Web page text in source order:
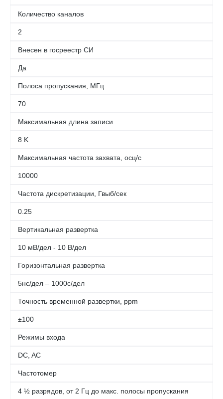
Количество каналов
2
Внесен в госреестр СИ
Да
Полоса пропускания, МГц
70
Максимальная длина записи
8 K
Максимальная частота захвата, осц/с
10000
Частота дискретизации, Гвыб/сек
0.25
Вертикальная развертка
10 мВ/дел - 10 В/дел
Горизонтальная развертка
5нс/дел – 1000с/дел
Точность временной развертки, ppm
±100
Режимы входа
DC, AC
Частотомер
4 ½ разрядов, от 2 Гц до макс. полосы пропускания